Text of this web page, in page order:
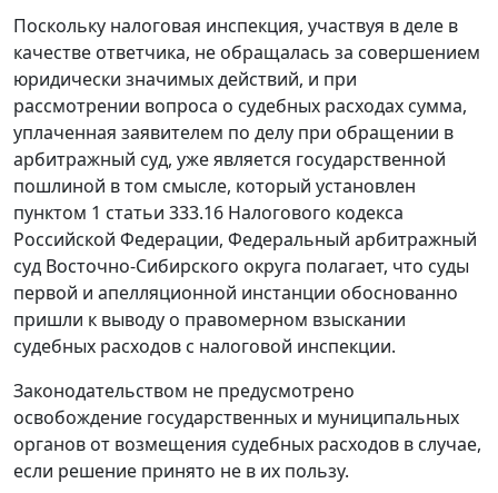
Поскольку налоговая инспекция, участвуя в деле в
качестве ответчика, не обращалась за совершением
юридически значимых действий, и при
рассмотрении вопроса о судебных расходах сумма,
уплаченная заявителем по делу при обращении в
арбитражный суд, уже является государственной
пошлиной в том смысле, который установлен
пунктом 1 статьи 333.16 Налогового кодекса
Российской Федерации, Федеральный арбитражный
суд Восточно-Сибирского округа полагает, что суды
первой и апелляционной инстанции обоснованно
пришли к выводу о правомерном взыскании
судебных расходов с налоговой инспекции.
Законодательством не предусмотрено
освобождение государственных и муниципальных
органов от возмещения судебных расходов в случае,
если решение принято не в их пользу.